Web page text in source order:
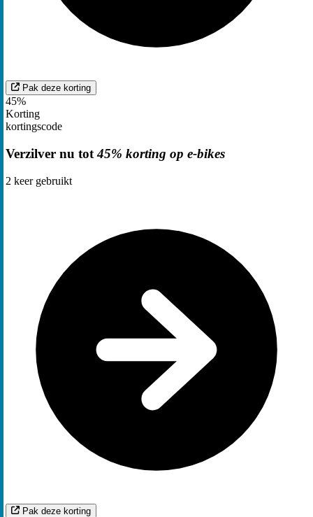
Pak deze korting
45%
Korting
kortingscode
Verzilver nu tot45% korting op e-bikes
2 keer gebruikt
Pak deze korting